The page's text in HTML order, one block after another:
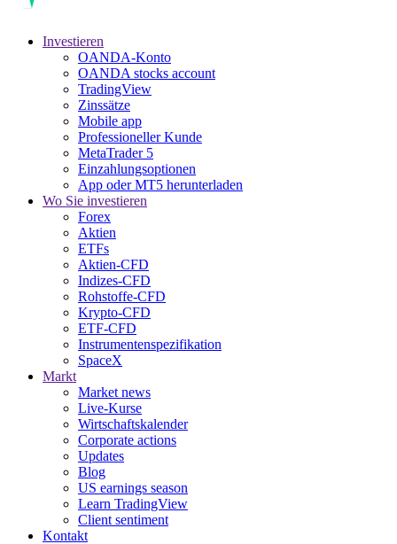
Investieren
OANDA-Konto
OANDA stocks account
TradingView
Zinssätze
Mobile app
Professioneller Kunde
MetaTrader 5
Einzahlungsoptionen
App oder MT5 herunterladen
Wo Sie investieren
Forex
Aktien
ETFs
Aktien-CFD
Indizes-CFD
Rohstoffe-CFD
Krypto-CFD
ETF-CFD
Instrumentenspezifikation
SpaceX
Markt
Market news
Live-Kurse
Wirtschaftskalender
Corporate actions
Updates
Blog
US earnings season
Learn TradingView
Client sentiment
Kontakt